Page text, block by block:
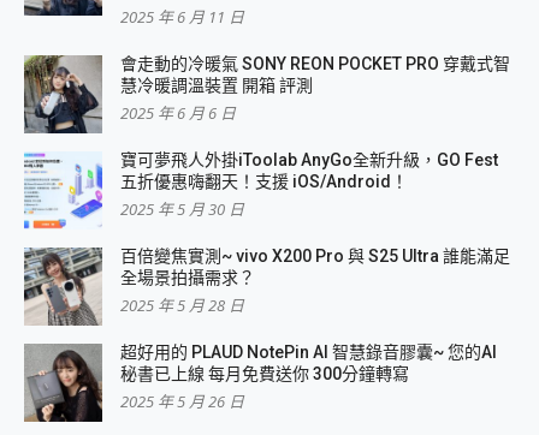
2025 年 6 月 11 日
會走動的冷暖氣 SONY REON POCKET PRO 穿戴式智
慧冷暖調溫裝置 開箱 評測
2025 年 6 月 6 日
寶可夢飛人外掛iToolab AnyGo全新升級，GO Fest
五折優惠嗨翻天！支援 iOS/Android！
2025 年 5 月 30 日
百倍變焦實測~ vivo X200 Pro 與 S25 Ultra 誰能滿足
全場景拍攝需求？
2025 年 5 月 28 日
超好用的 PLAUD NotePin AI 智慧錄音膠囊~ 您的AI
秘書已上線 每月免費送你 300分鐘轉寫
2025 年 5 月 26 日